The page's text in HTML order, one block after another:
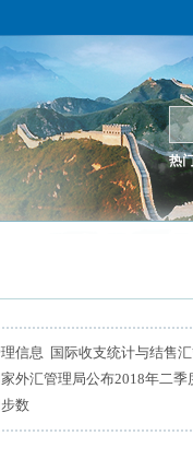
热
信息 国际收支统计与结售
家外汇管理局公布2018年二
数